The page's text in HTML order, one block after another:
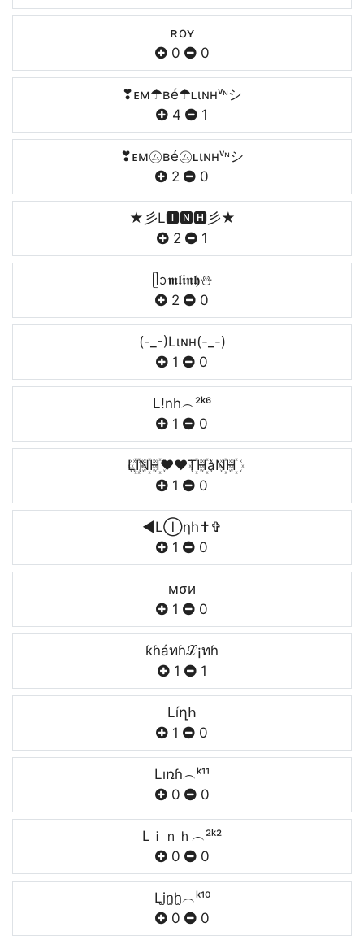
ʀoʏㅤ
0
0
❣ᴇм☂ʙé☂ʟιɴнᵛᶰシ
4
1
❣ᴇм㋰ʙé㋰ʟιɴнᵛᶰシ
2
0
★彡L🅸🅽🅷彡★
2
1
ᥫᩣ𝖒𝖑𝖎𝖓𝖍ㅤ⛄
2
0
(-_-)Lιɴн(-_-)
1
0
L!nh︵²ᵏ⁶
1
0
L꙰I꙰N꙰H꙰❤❤T꙰H꙰àN꙰H꙰
1
0
◄LⒾηһ✝✞
1
0
мσи
1
0
ƙɦáทɦℒ¡ทɦ
1
1
Líղհ
1
0
Lıռɦ︵ᵏ¹¹
0
0
Lｉｎｈ︵²ᵏ²
0
0
Li̫n̫h̫︵ᵏ¹⁰
0
0